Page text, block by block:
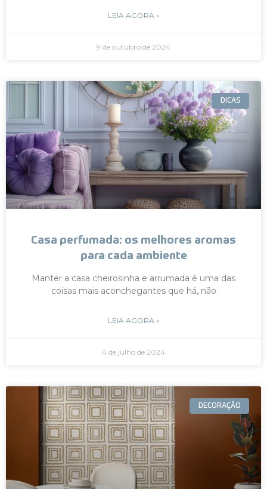
LEIA AGORA »
9 de outubro de 2024
DICAS
Casa perfumada: os melhores aromas
para cada ambiente
Manter a casa cheirosinha e arrumada é uma das
coisas mais aconchegantes que há, não
LEIA AGORA »
4 de julho de 2024
DECORAÇÃO